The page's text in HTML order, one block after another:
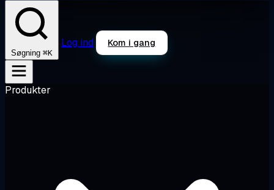
Søgning ⌘K
Log ind Kom i gang
Produkter